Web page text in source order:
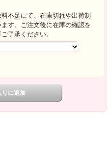
不足にて、在庫切れや出荷制
す。ご注文後に在庫の確認を
了承ください。